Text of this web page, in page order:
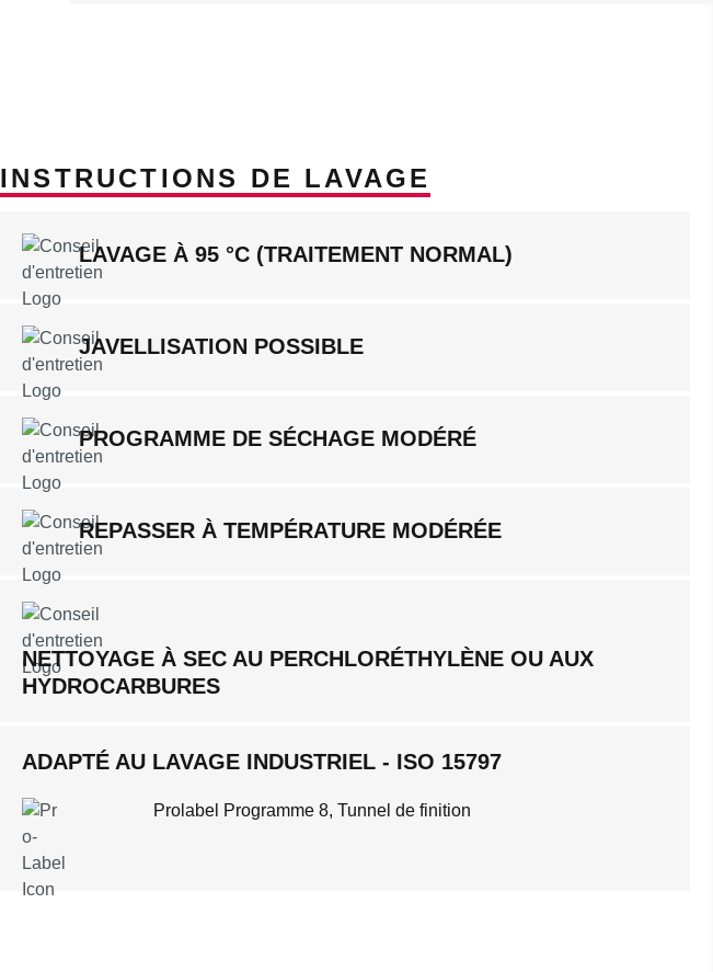
INSTRUCTIONS DE LAVAGE
LAVAGE À 95 °C (TRAITEMENT NORMAL)
JAVELLISATION POSSIBLE
PROGRAMME DE SÉCHAGE MODÉRÉ
REPASSER À TEMPÉRATURE MODÉRÉE
NETTOYAGE À SEC AU PERCHLORÉTHYLÈNE OU AUX
HYDROCARBURES
ADAPTÉ AU LAVAGE INDUSTRIEL - ISO 15797
Prolabel Programme 8, Tunnel de finition